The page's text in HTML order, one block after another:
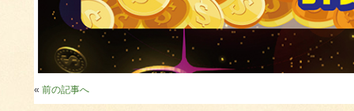
« 前の記事へ